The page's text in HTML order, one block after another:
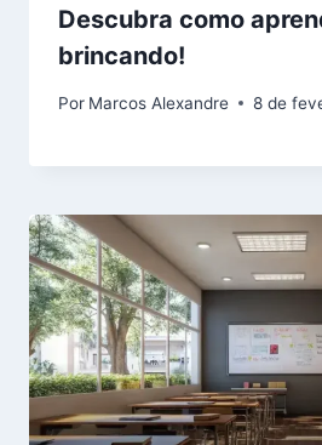
Descubra como
brincando!
Por Marcos Alexandre 8 de